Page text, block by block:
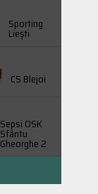
Sporting
Liești
CS Blejoi
Sepsi OSK
Sfântu
Gheorghe 2